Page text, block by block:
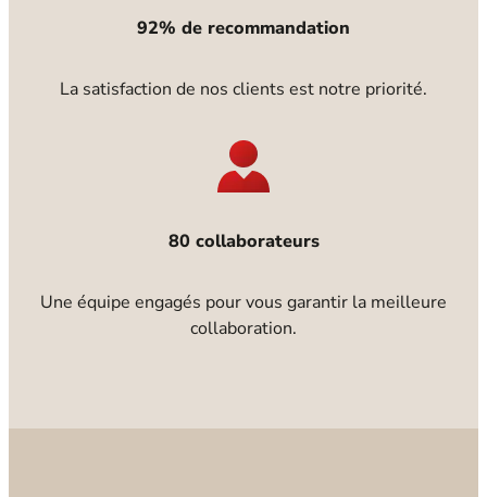
92% de recommandation
La satisfaction de nos clients est notre priorité.
80 collaborateurs
Une équipe engagés pour vous garantir la meilleure
collaboration.